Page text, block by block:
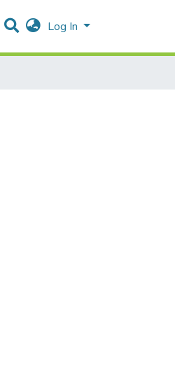
Log In